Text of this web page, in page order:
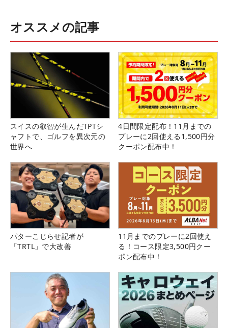
オススメの記事
スイスの叡智が生んだTPTシ
ャフトで、ゴルフを異次元の
世界へ
4日間限定配布！11月までの
プレーに2回使える1,500円分
クーポン配布中！
パターこじらせ記者が
「TRTL」で大改善
11月までのプレーに2回使え
る！コース限定3,500円クー
ポン配布中！